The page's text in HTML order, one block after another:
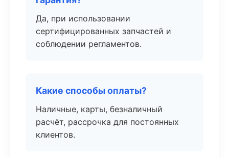
Да, при использовании
сертифицированных запчастей и
соблюдении регламентов.
Какие способы оплаты?
Наличные, карты, безналичный
расчёт, рассрочка для постоянных
клиентов.